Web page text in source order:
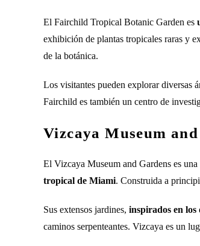
El Fairchild Tropical Botanic Garden es
exhibición de plantas tropicales raras y
de la botánica.
Los visitantes pueden explorar diversas
Fairchild es también un centro de
Vizcaya Museum
El Vizcaya Museum and Gardens es
tropical de Miami. Construida a
Sus extensos jardines, inspirados en
caminos serpenteantes. Vizcaya es un